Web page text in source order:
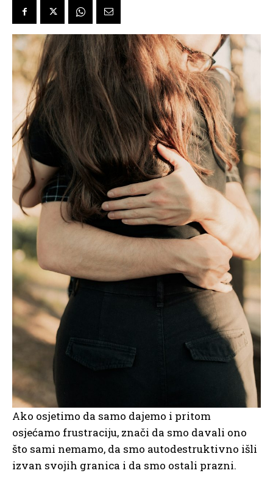
Ako osjetimo da samo dajemo i pritom
osjećamo frustraciju, znači da smo davali ono
što sami nemamo, da smo autodestruktivno išli
izvan svojih granica i da smo ostali prazni.